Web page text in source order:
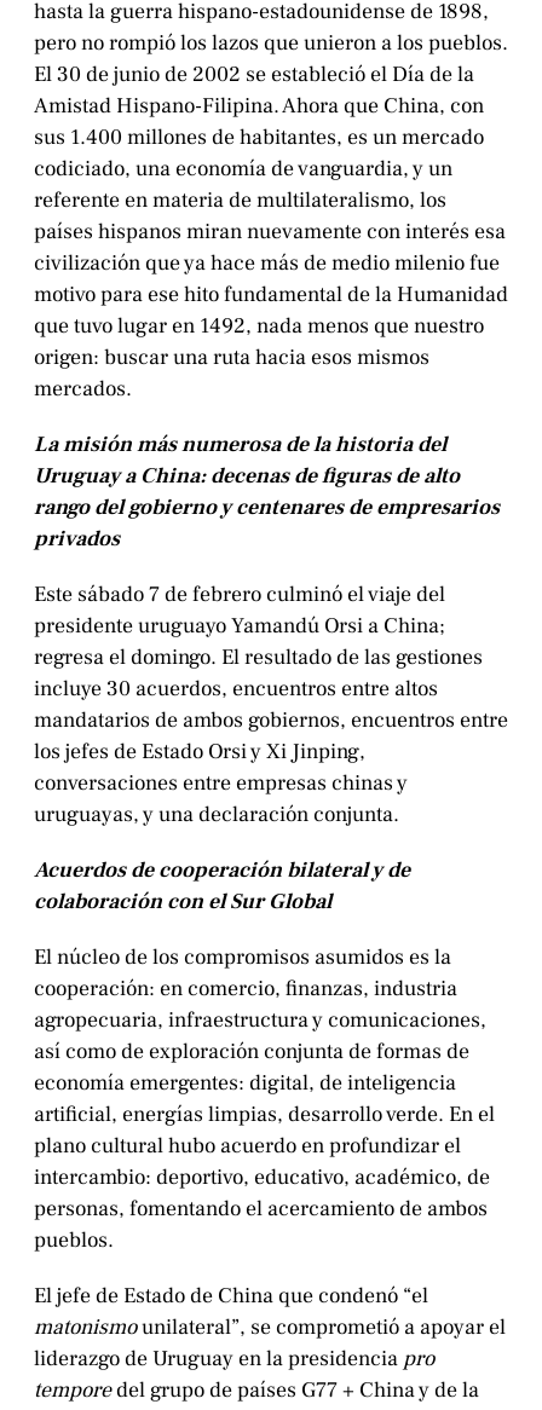
hasta la guerra hispano-estadounidense de 1898,
pero no rompió los lazos que unieron a los pueblos.
El 30 de junio de 2002 se estableció el Día de la
Amistad Hispano-Filipina. Ahora que China, con
sus 1.400 millones de habitantes, es un mercado
codiciado, una economía de vanguardia, y un
referente en materia de multilateralismo, los
países hispanos miran nuevamente con interés esa
civilización que ya hace más de medio milenio fue
motivo para ese hito fundamental de la Humanidad
que tuvo lugar en 1492, nada menos que nuestro
origen: buscar una ruta hacia esos mismos
mercados.
La misión más numerosa de la historia del
Uruguay a China: decenas de figuras de alto
rango del gobierno y centenares de empresarios
privados
Este sábado 7 de febrero culminó el viaje del
presidente uruguayo Yamandú Orsi a China;
regresa el domingo. El resultado de las gestiones
incluye 30 acuerdos, encuentros entre altos
mandatarios de ambos gobiernos, encuentros entre
los jefes de Estado Orsi y Xi Jinping,
conversaciones entre empresas chinas y
uruguayas, y una declaración conjunta.
Acuerdos de cooperación bilateral y de
colaboración con el Sur Global
El núcleo de los compromisos asumidos es la
cooperación: en comercio, finanzas, industria
agropecuaria, infraestructura y comunicaciones,
así como de exploración conjunta de formas de
economía emergentes: digital, de inteligencia
artificial, energías limpias, desarrollo verde. En el
plano cultural hubo acuerdo en profundizar el
intercambio: deportivo, educativo, académico, de
personas, fomentando el acercamiento de ambos
pueblos.
El jefe de Estado de China que condenó “el
matonismounilateral”, se comprometió a apoyar el
liderazgo de Uruguay en la presidencia pro
temporedel grupo de países G77 + China y de la